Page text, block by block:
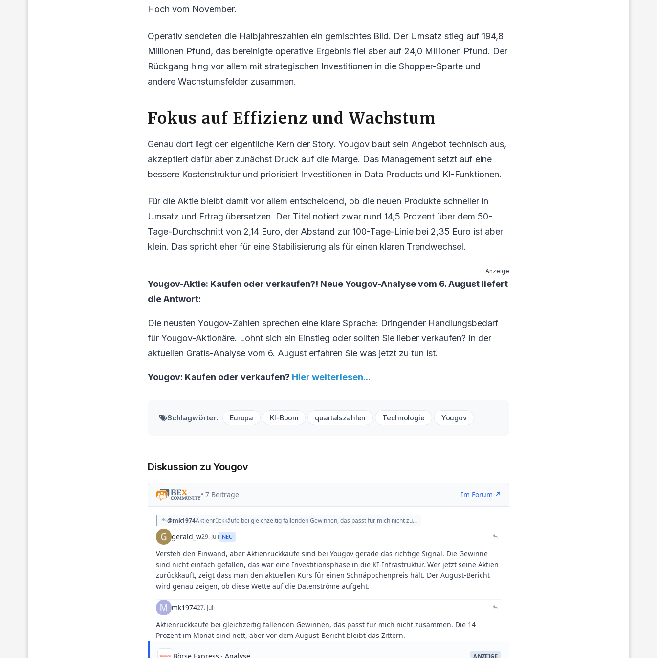
Hoch vom November.
Operativ sendeten die Halbjahreszahlen ein gemischtes Bild. Der Umsatz stieg auf 194,8
Millionen Pfund, das bereinigte operative Ergebnis fiel aber auf 24,0 Millionen Pfund. Der
Rückgang hing vor allem mit strategischen Investitionen in die Shopper-Sparte und
andere Wachstumsfelder zusammen.
Fokus auf Effizienz und Wachstum
Genau dort liegt der eigentliche Kern der Story. Yougov baut sein Angebot technisch aus,
akzeptiert dafür aber zunächst Druck auf die Marge. Das Management setzt auf eine
bessere Kostenstruktur und priorisiert Investitionen in Data Products und KI-Funktionen.
Für die Aktie bleibt damit vor allem entscheidend, ob die neuen Produkte schneller in
Umsatz und Ertrag übersetzen. Der Titel notiert zwar rund 14,5 Prozent über dem 50-
Tage-Durchschnitt von 2,14 Euro, der Abstand zur 100-Tage-Linie bei 2,35 Euro ist aber
klein. Das spricht eher für eine Stabilisierung als für einen klaren Trendwechsel.
Anzeige
Yougov-Aktie: Kaufen oder verkaufen?! Neue Yougov-Analyse vom 6. August liefert
die Antwort:
Die neusten Yougov-Zahlen sprechen eine klare Sprache: Dringender Handlungsbedarf
für Yougov-Aktionäre. Lohnt sich ein Einstieg oder sollten Sie lieber verkaufen? In der
aktuellen Gratis-Analyse vom 6. August erfahren Sie was jetzt zu tun ist.
Yougov: Kaufen oder verkaufen? Hier weiterlesen...
Schlagwörter: Europa KI-Boom quartalszahlen Technologie Yougov
Diskussion zu Yougov